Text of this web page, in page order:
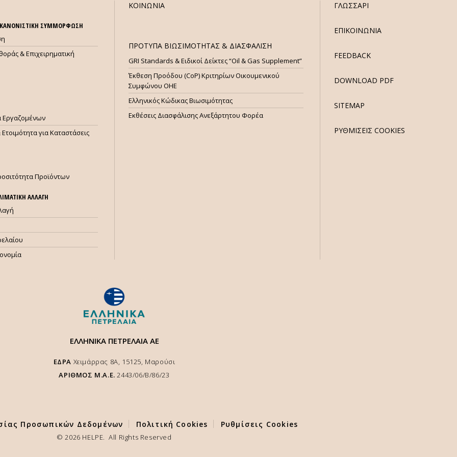
ΚΑΝΟΝΙΣΤΙΚΗ ΣΥΜΜΟΡΦΩΣΗ
& Επιχειρηματική
Εργαζομένων
για Καταστάσεις
Προϊόντων
ΑΛΛΑΓΗ
ΚΟΙΝΩΝΙΑ
ΠΡΟΤΥΠΑ ΒΙΩΣΙΜΟΤΗΤΑΣ & ΔΙΑΣΦΑΛΙΣΗ
GRI Standards & Ειδικοί Δείκτες “Oil & Gas Supplement”
Έκθεση Προόδου (CoP) Κριτηρίων Οικουμενικού
Συμφώνου ΟΗΕ
Ελληνικός Κώδικας Βιωσιμότητας
Εκθέσεις Διασφάλισης Ανεξάρτητου Φορέα
ΓΛΩΣΣΑΡΙ
ΕΠΙΚΟΙΝΩΝΙΑ
FEEDBACK
DOWNLOAD PDF
SITEMAP
ΡΥΘΜΙΣΕΙΣ COOKIES
ΕΛΛΗΝΙΚΑ ΠΕΤΡΕΛΑΙΑ ΑΕ
ΕΔΡΑ Χειμάρρας 8A, 15125, Μαρούσι
ΑΡΙΘΜΟΣ Μ.Α.Ε. 2443/06/Β/86/23
Προσωπικών Δεδομένων Πολιτική Cookies Ρυθμίσεις Cookies
© 2026 HELPE. All Rights Reserved
στο site μας και να διασφαλιστεί η αποτελέσματική
την συγκατάθεσή σας για την χρήση cookies,